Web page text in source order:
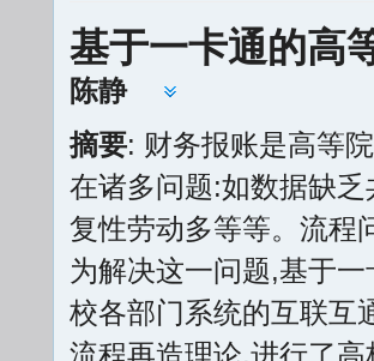
基于一卡通的高
陈静
摘要: 财务报账是高等
在诸多问题:如数据缺
复性劳动多等等。流程
为解决这一问题,基于
校各部门系统的互联互
流程再造理论,进行了